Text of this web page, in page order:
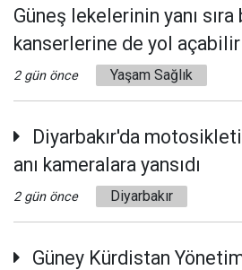
Güneş lekelerinin yanı sıra
kanserlerine de yol açabilir
2 gün önce Yaşam Sağlık
Diyarbakır'da
anı kameralara yansıdı
2 gün önce Diyarbakır
Güney Kürdistan